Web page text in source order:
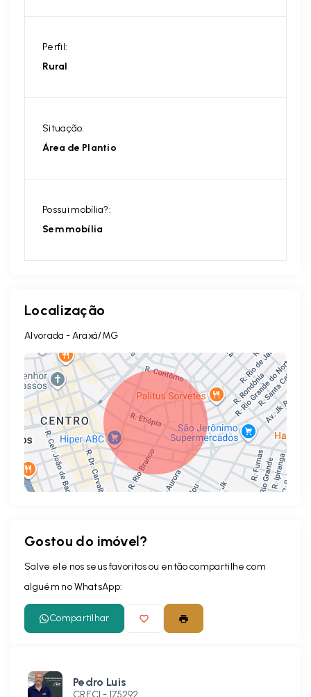
Perfil:
Rural
Situação:
Área de Plantio
Possui mobília?:
Sem mobília
Localização
Alvorada - Araxá/MG
Gostou do imóvel?
Salve ele nos seus favoritos ou então compartilhe com
alguém no WhatsApp:
Compartilhar
Pedro Luis
CRECI - 175292